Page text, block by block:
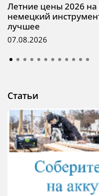
Летние цены 2026 на
немецкий
лучшее
07.08.2026
Статьи